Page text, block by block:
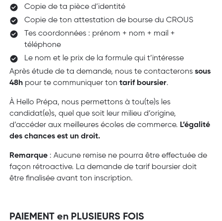
Copie de ta pièce d’identité
Copie de ton attestation de bourse du CROUS
Tes coordonnées : prénom + nom + mail +
téléphone
Le nom et le prix de la formule qui t’intéresse
Après étude de ta demande, nous te contacteronssous
48h pour te communiquer ton tarif boursier.
À Hello Prépa, nous permettons à tou(te)s les
candidat(e)s, quel que soit leur milieu d’origine,
d’accéder aux meilleures écoles de commerce. L’égalité
des chances est un droit.
Remarque : Aucune remise ne pourra être effectuée de
façon rétroactive. La demande de tarif boursier doit
être finalisée avant ton inscription.
PAIEMENT en PLUSIEURS FOIS